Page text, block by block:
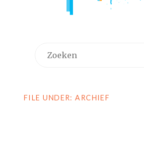
FILE UNDER: ARCHIEF